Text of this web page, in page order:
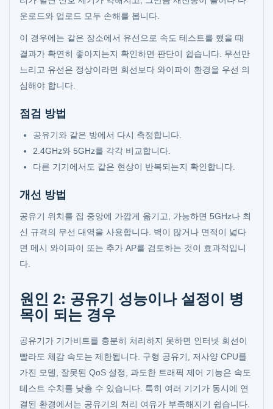
운로드와 업로드 모두 손해를 봅니다.
이 경우에는 같은 장소에서 유선으로 속도 테스트를 했을 때
결과가 확연히 좋아지는지 확인하면 판단이 쉽습니다. 무선만
느리고 유선은 정상이라면 회선보다 와이파이 환경을 우선 의
심해야 합니다.
점검 방법
공유기와 같은 방에서 다시 측정합니다.
2.4GHz와 5GHz를 각각 비교합니다.
다른 기기에서도 같은 현상이 반복되는지 확인합니다.
개선 방법
공유기 위치를 집 중앙에 가깝게 옮기고, 가능하면 5GHz나 최
신 규격의 무선 대역을 사용합니다. 벽이 많거나 면적이 넓다
면 메시 와이파이 또는 추가 AP를 검토하는 것이 효과적입니
다.
원인 2: 공유기 성능이나 설정이 병
목이 되는 경우
공유기가 기가비트를 충분히 처리하지 못하면 인터넷 회선이
빨라도 체감 속도는 제한됩니다. 구형 공유기, 저사양 CPU를
가진 모델, 잘못된 QoS 설정, 과도한 트래픽 제어 기능은 속도
테스트 수치를 낮출 수 있습니다. 특히 여러 기기가 동시에 연
결된 환경에서는 공유기의 처리 여유가 부족해지기 쉽습니다.